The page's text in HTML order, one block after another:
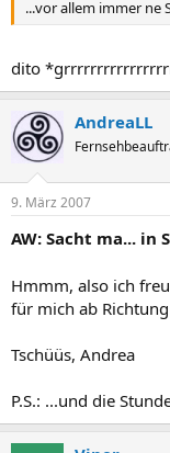
...vor allem immer ne
dito
AndreaLL
9. März 2007
AW: Sacht ma... in
Hmmm, also ich
für mich ab
Tschüüs, Andrea
P.S.: ...und die